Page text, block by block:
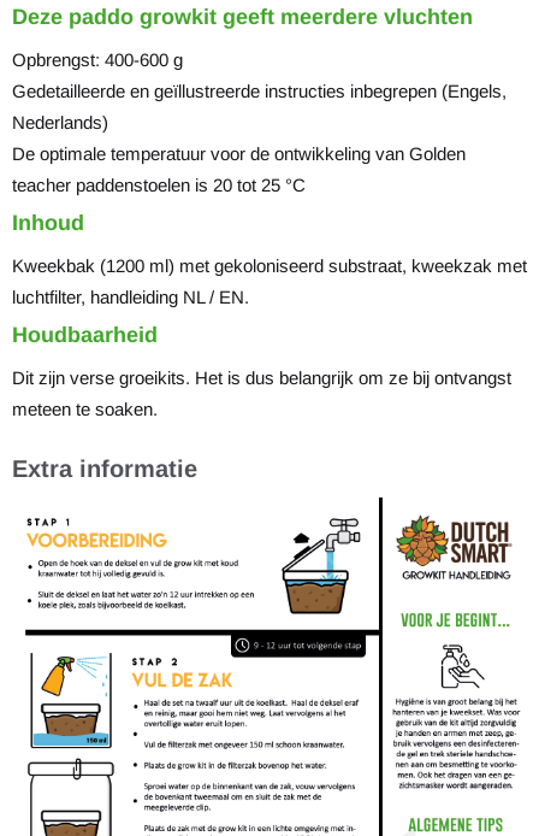
Deze paddo growkit geeft meerdere vluchten
Opbrengst: 400-600 g
Gedetailleerde en geïllustreerde instructies inbegrepen (Engels,
Nederlands)
De optimale temperatuur voor de ontwikkeling van Golden
teacher paddenstoelen is 20 tot 25 °C
Inhoud
Kweekbak (1200 ml) met gekoloniseerd substraat, kweekzak met
luchtfilter, handleiding NL / EN.
Houdbaarheid
Dit zijn verse groeikits. Het is dus belangrijk om ze bij ontvangst
meteen te soaken.
Extra informatie